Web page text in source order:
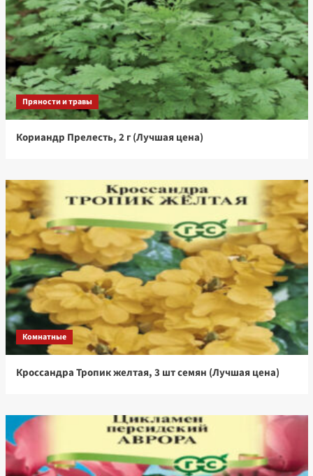
Пряности и травы
Кориандр Прелесть, 2 г (Лучшая цена)
Комнатные
Кроссандра Тропик желтая, 3 шт семян (Лучшая цена)